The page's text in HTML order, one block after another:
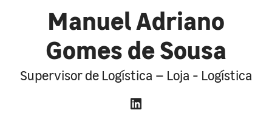
Manuel Adriano
Gomes de Sousa
Supervisor de Logística – Loja - Logística